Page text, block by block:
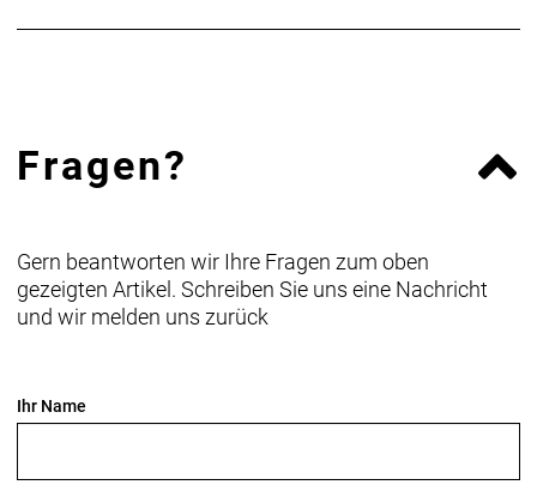
Fragen?
Gern beantworten wir Ihre Fragen zum oben
gezeigten Artikel. Schreiben Sie uns eine Nachricht
und wir melden uns zurück
Ihr Name